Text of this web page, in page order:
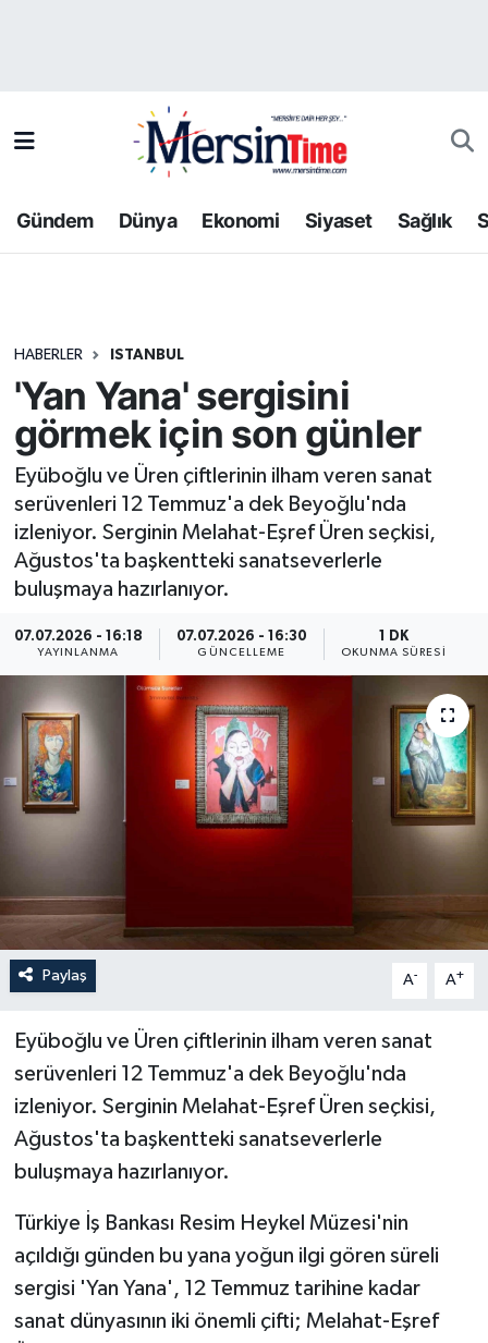
Gündem Dünya Ekonomi Siyaset Sağlık
HABERLER ISTANBUL
'Yan Yana' sergisini
görmek için son günler
Eyüboğlu ve Üren çiftlerinin ilham veren sanat
serüvenleri 12 Temmuz'a dek Beyoğlu'nda
izleniyor. Serginin Melahat-Eşref Üren seçkisi,
Ağustos'ta başkentteki sanatseverlerle
buluşmaya hazırlanıyor.
07.07.2026 - 16:18
YAYINLANMA
07.07.2026 - 16:30
GÜNCELLEME
1 DK
OKUNMA SÜRESI
Paylaş A- A+
Eyüboğlu ve Üren çiftlerinin ilham veren sanat
serüvenleri 12 Temmuz'a dek Beyoğlu'nda
izleniyor. Serginin Melahat-Eşref Üren seçkisi,
Ağustos'ta başkentteki sanatseverlerle
buluşmaya hazırlanıyor.
Türkiye İş Bankası Resim Heykel Müzesi'nin
açıldığı günden bu yana yoğun ilgi gören süreli
sergisi 'Yan Yana', 12 Temmuz tarihine kadar
sanat dünyasının iki önemli çifti; Melahat-Eşref
Bilim-Teknoloji
Dünya
Ekonomi
Gündem
Kültür-Sanat
Resmi İlan
Sağlık
Siyaset
Spor
Yaşam
Trafik Durumu
Tüm Manşetler
Haber Arşivi